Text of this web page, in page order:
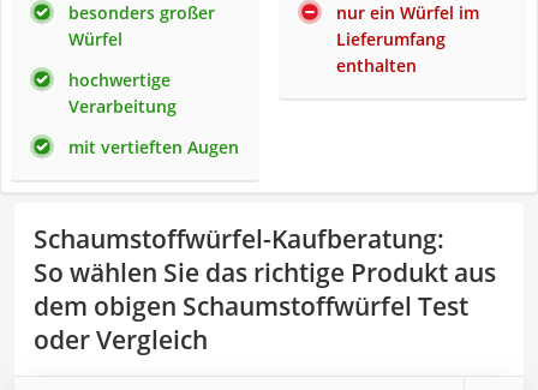
besonders großer
Würfel
hochwertige
Verarbeitung
mit vertieften Augen
nur ein Würfel im
Lieferumfang
enthalten
Schaumstoffwürfel-Kaufberatung:
So wählen Sie das richtige Produkt aus
dem obigen Schaumstoffwürfel Test
oder Vergleich